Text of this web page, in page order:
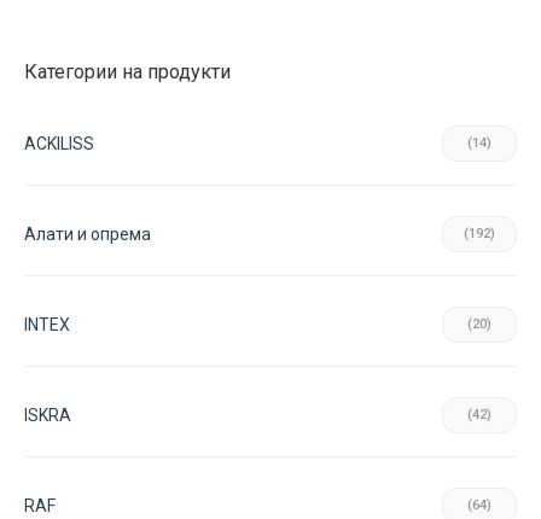
Категории на продукти
ACKILISS (14)
Aлати и опрема (192)
INTEX (20)
ISKRA (42)
RAF (64)